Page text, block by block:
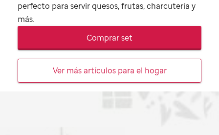
perfecto para servir quesos, frutas, charcutería y
más.
Comprar set
Ver más artículos para el hogar